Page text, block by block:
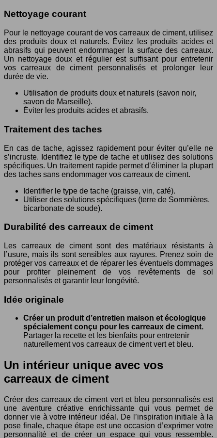
Nettoyage courant
Pour le nettoyage courant de vos carreaux de ciment, utilisez
des produits doux et naturels. Évitez les produits acides et
abrasifs qui peuvent endommager la surface des carreaux.
Un nettoyage doux et régulier est suffisant pour entretenir
vos carreaux de ciment personnalisés et prolonger leur
durée de vie.
Utilisation de produits doux et naturels (savon noir,
savon de Marseille).
Éviter les produits acides et abrasifs.
Traitement des taches
En cas de tache, agissez rapidement pour éviter qu’elle ne
s’incruste. Identifiez le type de tache et utilisez des solutions
spécifiques. Un traitement rapide permet d’éliminer la plupart
des taches sans endommager vos carreaux de ciment.
Identifier le type de tache (graisse, vin, café).
Utiliser des solutions spécifiques (terre de Sommières,
bicarbonate de soude).
Durabilité des carreaux de ciment
Les carreaux de ciment sont des matériaux résistants à
l’usure, mais ils sont sensibles aux rayures. Prenez soin de
protéger vos carreaux et de réparer les éventuels dommages
pour profiter pleinement de vos revêtements de sol
personnalisés et garantir leur longévité.
Idée originale
Créer un produit d’entretien maison et écologique
spécialement conçu pour les carreaux de ciment.
Partager la recette et les bienfaits pour entretenir
naturellement vos carreaux de ciment vert et bleu.
Un intérieur unique avec vos
carreaux de ciment
Créer des carreaux de ciment vert et bleu personnalisés est
une aventure créative enrichissante qui vous permet de
donner vie à votre intérieur idéal. De l’inspiration initiale à la
pose finale, chaque étape est une occasion d’exprimer votre
personnalité et de créer un espace qui vous ressemble.